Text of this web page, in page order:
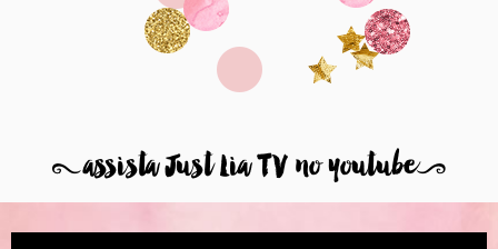
8assista Just Lia TV no youtube9